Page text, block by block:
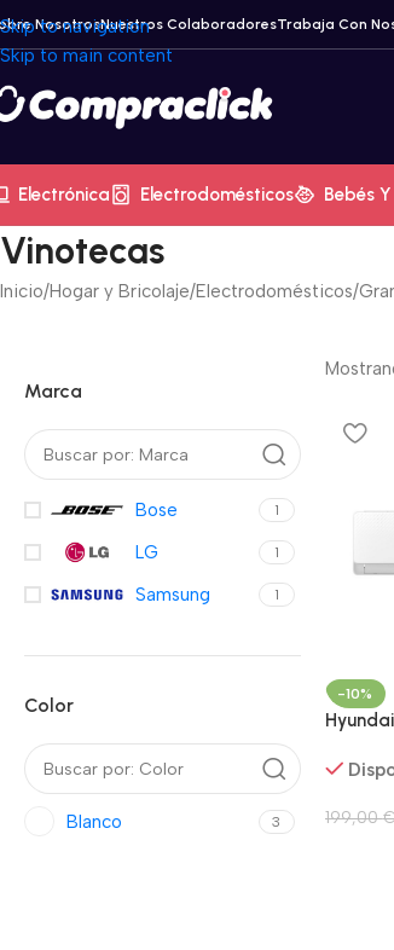
Skip to navigation
Skip to main content
NosotrosNuestros ColaboradoresTrabaja Con
Electrónica Electrodomésticos Bebés
Vinotecas
Inicio/Hogar y Bricolaje/Electrodomésticos/
Marca
Bose 1
LG 1
Samsung 1
Color
Blanco 3
-10%
199,00